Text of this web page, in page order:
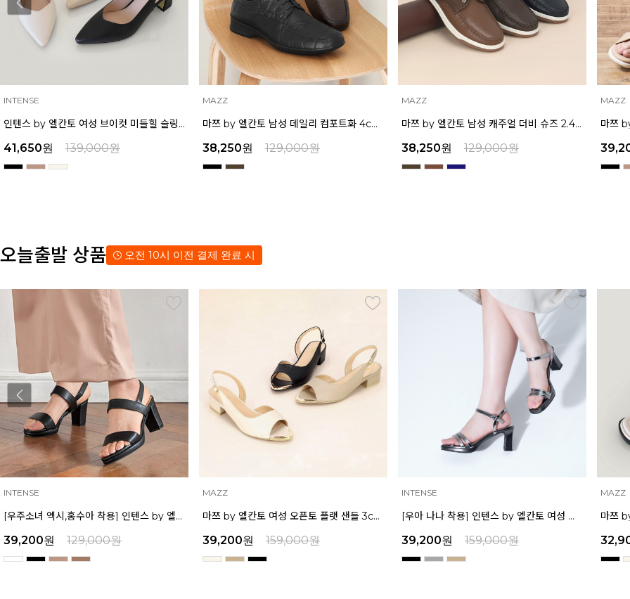
INTENSE
인텐스 by 엘칸토 여성 브이컷 미들힐 슬링백 5cm LCWO27I613
41,650원 139,000원
MAZZ
마쯔 by 엘칸토 남성 데일리 컴포트화 4cm LCMF95M111
38,250원 129,000원
MAZZ
마쯔 by 엘칸토 남성 캐주얼 더비 슈즈 2.4cm LCMC21M326
38,250원 129,000원
MAZZ
오늘출발 상품 오전 10시 이전 결제 완료 시
INTENSE
[우주소녀 엑시,홍수아 착용] 인텐스 by 엘칸토 여성 가보시힐 샌들 7cm LCWW08I126
39,200원 129,000원
MAZZ
마쯔 by 엘칸토 여성 오픈토 플랫 샌들 3cm LCWW39M326
39,200원 159,000원
INTENSE
[우아 나나 착용] 인텐스 by 엘칸토 여성 더블 스트랩 샌들 7cm LCWW35I326
39,200원 159,000원
MAZZ